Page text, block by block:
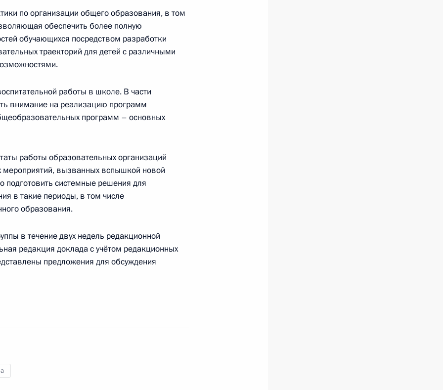
в области науки
2023 год
премии 2022 года
в области науки
2022 год
Дня российского
по организации общего образования, в том
обеспечить более полную
обучающихся посредством разработки
траекторий для детей с различными
работы в школе. В части
внимание на реализацию программ
программ – основных
работы образовательных организаций
мероприятий, вызванных вспышкой новой
системные решения для
в такие периоды, в том числе
образования.
в течение двух недель редакционной
редакция доклада с учётом редакционных
предложения для обсуждения